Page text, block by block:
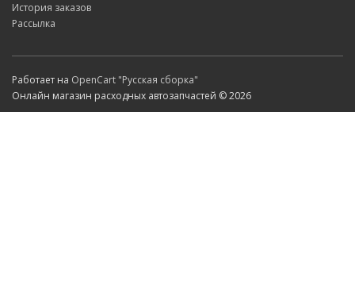
История заказов
Рассылка
Работает на OpenCart "Русская сборка"
Онлайн магазин расходных автозапчастей © 2026